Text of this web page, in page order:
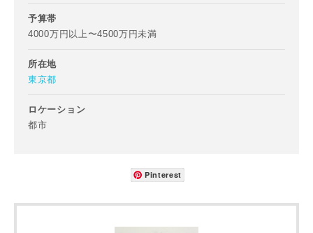
予算帯
4000万円以上〜4500万円未満
所在地
東京都
ロケーション
都市
Pinterest
都道府県
市区町村
番地、建物名